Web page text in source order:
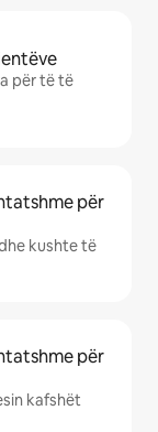
për të të
për
kushte të
për
kafshët